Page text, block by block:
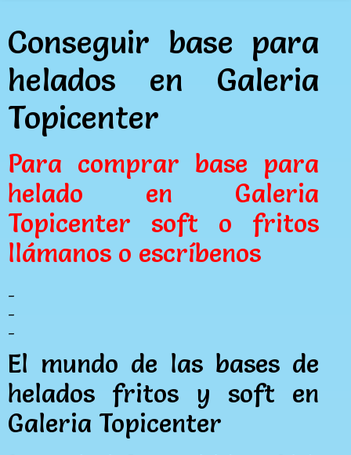
Conseguir base para
helados en Galeria
Topicenter
Para comprar base para
helado en Galeria
Topicenter soft o fritos
llámanos o escríbenos
El mundo de las bases de
helados fritos y soft en
Galeria Topicenter